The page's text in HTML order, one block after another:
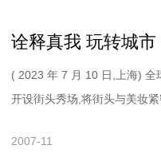
诠释真我 玩转城市
( 2023 年 7 月 10 日,上海) 全
开设街头秀场,将街头与美妆
2007-11